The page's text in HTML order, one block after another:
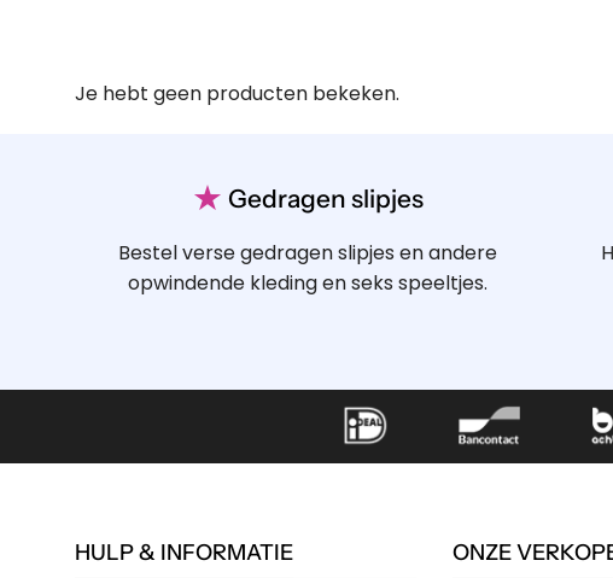
Je hebt geen producten bekeken.
★ Gedragen slipjes
Bestel verse gedragen slipjes en andere
opwindende kleding en seks speeltjes.
HULP & INFORMATIE ONZE